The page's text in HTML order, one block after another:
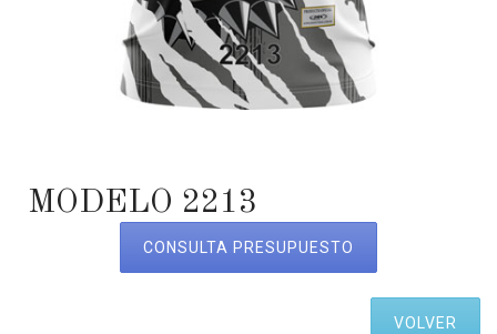
MODELO 2213
CONSULTA PRESUPUESTO
VOLVER